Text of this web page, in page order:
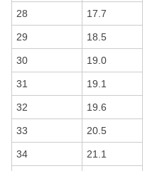
28 17.7
29 18.5
30 19.0
31 19.1
32 19.6
33 20.5
34 21.1